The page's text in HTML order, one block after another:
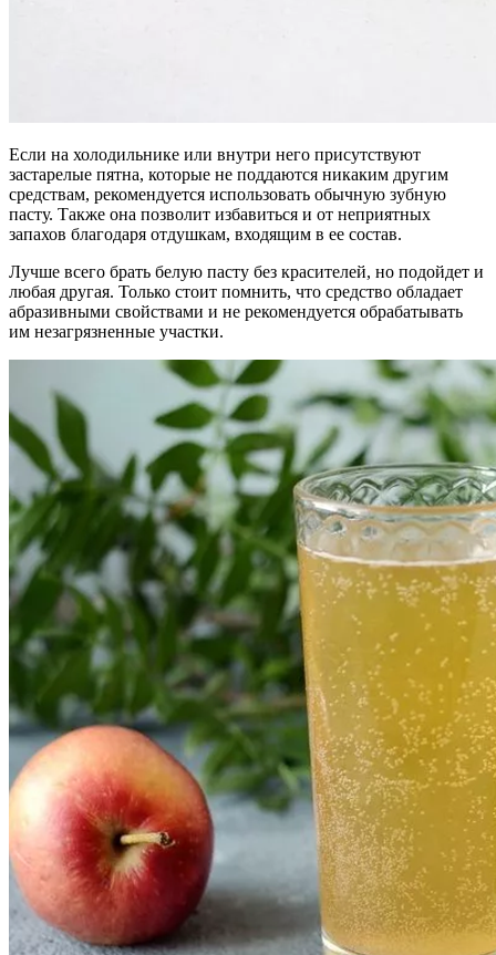
Если на холодильнике или внутри него присутствуют
застарелые пятна, которые не поддаются никаким другим
средствам, рекомендуется использовать обычную зубную
пасту. Также она позволит избавиться и от неприятных
запахов благодаря отдушкам, входящим в ее состав.
Лучше всего брать белую пасту без красителей, но подойдет и
любая другая. Только стоит помнить, что средство обладает
абразивными свойствами и не рекомендуется обрабатывать
им незагрязненные участки.